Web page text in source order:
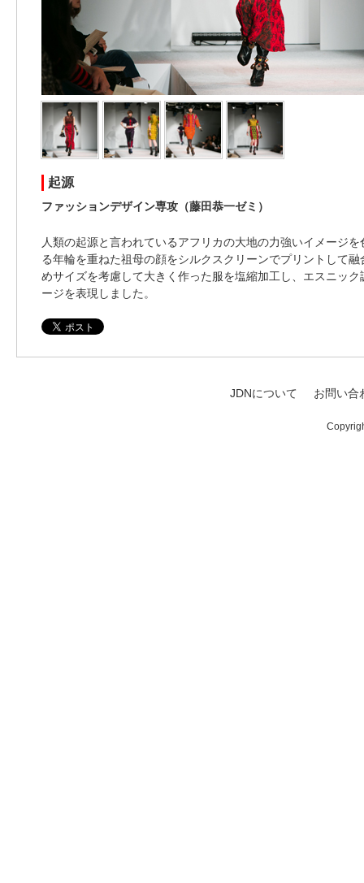
起源
ファッションデザイン専攻（藤田恭一ゼミ）
人類の起源と言われているアフリカの大地の力強いイメージ
る年輪を重ねた祖母の顔をシルクスクリーンでプリントして
めサイズを考慮して大きく作った服を塩縮加工し、エスニッ
ージを表現しました。
JDNについて お問い合